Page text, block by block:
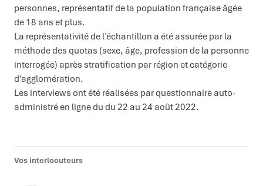
personnes, représentatif de la population française âgée
de 18 ans et plus.
La représentativité de l’échantillon a été assurée par la
méthode des quotas (sexe, âge, profession de la personne
interrogée) après stratification par région et catégorie
d’agglomération.
Les interviews ont été réalisées par questionnaire auto-
administré en ligne du du 22 au 24 août 2022.
Vos interlocuteurs